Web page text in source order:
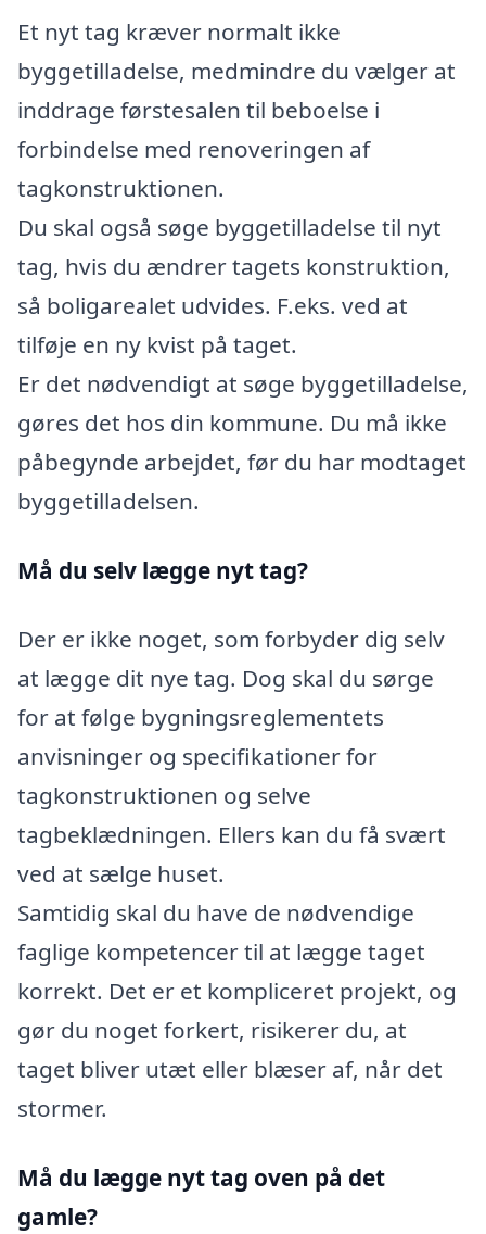
Et nyt tag kræver normalt ikke
byggetilladelse, medmindre du vælger at
inddrage førstesalen til beboelse i
forbindelse med renoveringen af
tagkonstruktionen.
Du skal også søge byggetilladelse til nyt
tag, hvis du ændrer tagets konstruktion,
så boligarealet udvides. F.eks. ved at
tilføje en ny kvist på taget.
Er det nødvendigt at søge byggetilladelse,
gøres det hos din kommune. Du må ikke
påbegynde arbejdet, før du har modtaget
byggetilladelsen.
Må du selv lægge nyt tag?
Der er ikke noget, som forbyder dig selv
at lægge dit nye tag. Dog skal du sørge
for at følge bygningsreglementets
anvisninger og specifikationer for
tagkonstruktionen og selve
tagbeklædningen. Ellers kan du få svært
ved at sælge huset.
Samtidig skal du have de nødvendige
faglige kompetencer til at lægge taget
korrekt. Det er et kompliceret projekt, og
gør du noget forkert, risikerer du, at
taget bliver utæt eller blæser af, når det
stormer.
Må du lægge nyt tag oven på det
gamle?